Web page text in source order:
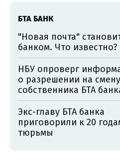
БТА БАНК
"Новая почта"
банком. Что известно?
НБУ опроверг
о разрешении на смену
собственника БТА
Экс-главу БТА банка
приговорили к 20
тюрьмы